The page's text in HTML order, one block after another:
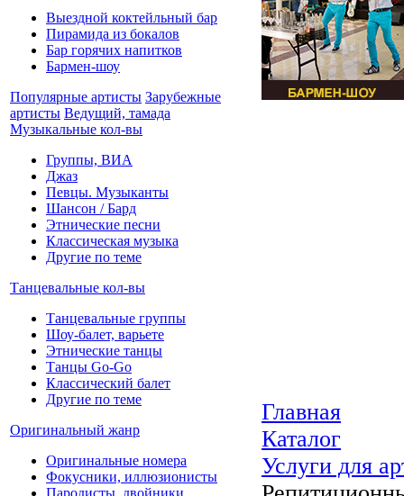
Выездной коктейльный бар
Пирамида из бокалов
Бар горячих напитков
Бармен-шоу
Популярные артисты Зарубежные
артисты Ведущий, тамада
Музыкальные кол-вы
Группы, ВИА
Джаз
Певцы. Музыканты
Шансон / Бард
Этнические песни
Классическая музыка
Другие по теме
Танцевальные кол-вы
Танцевальные группы
Шоу-балет, варьете
Этнические танцы
Танцы Go-Go
Классический балет
Другие по теме
Оригинальный жанр
Оригинальные номера
Фокусники, иллюзионисты
Пародисты, двойники
Главная
Каталог
Услуги для